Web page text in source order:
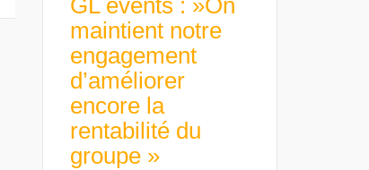
maintient notre
engagement
d’améliorer
encore la
rentabilité du
groupe »